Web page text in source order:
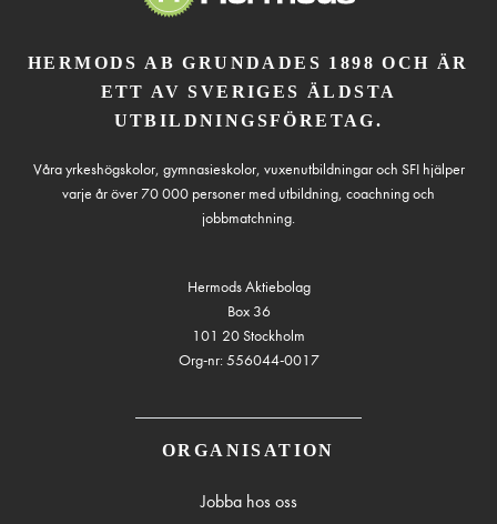
HERMODS AB GRUNDADES 1898 OCH ÄR
ETT AV SVERIGES ÄLDSTA
UTBILDNINGSFÖRETAG.
Våra yrkeshögskolor, gymnasieskolor, vuxenutbildningar och SFI hjälper
varje år över 70 000 personer med utbildning, coachning och
jobbmatchning.
Hermods Aktiebolag
Box 36
101 20 Stockholm
Org-nr: 556044-0017
ORGANISATION
Jobba hos oss